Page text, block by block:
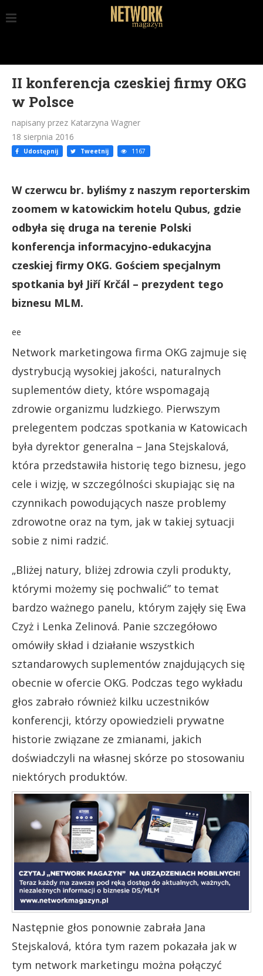
II konferencja czeskiej firmy OKG
w Polsce
napisany przez Katarzyna Wagner
18 sierpnia 2016
Udostępnij Tweetnij 1167
W czerwcu br. byliśmy z naszym reporterskim
zoomem w katowickim hotelu Qubus, gdzie
odbyła się druga na terenie Polski
konferencja informacyjno-edukacyjna
czeskiej firmy OKG. Gościem specjalnym
spotkania był Jiří Krčál – prezydent tego
biznesu MLM.
ee
Network marketingowa firma OKG zajmuje się
dystrybucją wysokiej jakości, naturalnych
suplementów diety, które wspomagają
zdrowie organizmu ludzkiego. Pierwszym
prelegentem podczas spotkania w Katowicach
była dyrektor generalna – Jana Stejskalová,
która przedstawiła historię tego biznesu, jego
cele i wizję, w szczególności skupiając się na
czynnikach powodujących nasze problemy
zdrowotne oraz na tym, jak w takiej sytuacji
sobie z nimi radzić.
„Bliżej natury, bliżej zdrowia czyli produkty,
którymi możemy się pochwalić” to temat
bardzo ważnego panelu, którym zajęły się Ewa
Czyż i Lenka Zelinová. Panie szczegółowo
omówiły skład i działanie wszystkich
sztandarowych suplementów znajdujących się
obecnie w ofercie OKG. Podczas tego wykładu
głos zabrało również kilku uczestników
konferencji, którzy opowiedzieli prywatne
historie związane ze zmianami, jakich
doświadczyli na własnej skórze po stosowaniu
niektórych produktów.
Następnie głos ponownie zabrała Jana
Stejskalová, która tym razem pokazała jak w
tym network marketingu można połączyć